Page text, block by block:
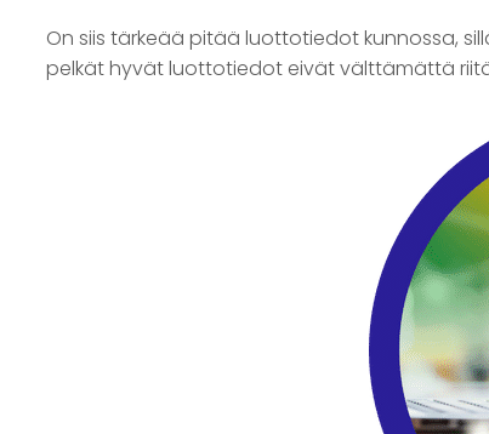
On siis tärkeää pitää luottotiedot kunnossa,
pelkät hyvät luottotiedot eivät välttämättä